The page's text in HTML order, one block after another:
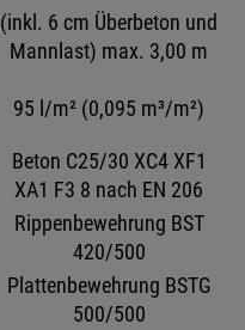
(inkl. 6 cm Überbeton und
Mannlast) max. 3,00 m
95 l/m² (0,095 m³/m²)
Beton C25/30 XC4 XF1
XA1 F3 8 nach EN 206
Rippenbewehrung BST
420/500
Plattenbewehrung BSTG
500/500